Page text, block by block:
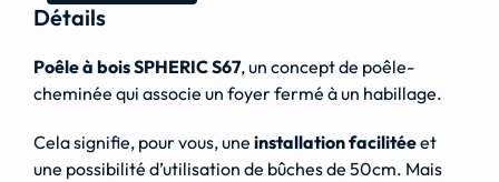
Détails
Poêle à bois SPHERIC S67, un concept de poêle-
cheminée qui associe un foyer fermé à un habillage.
Cela signifie, pour vous, une installation facilitéeet
une possibilité d’utilisation de bûches de 50cm. Mais